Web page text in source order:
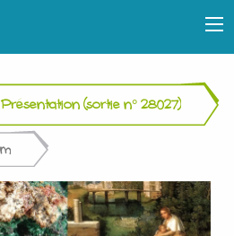
Présentation (sortie n° 28027)